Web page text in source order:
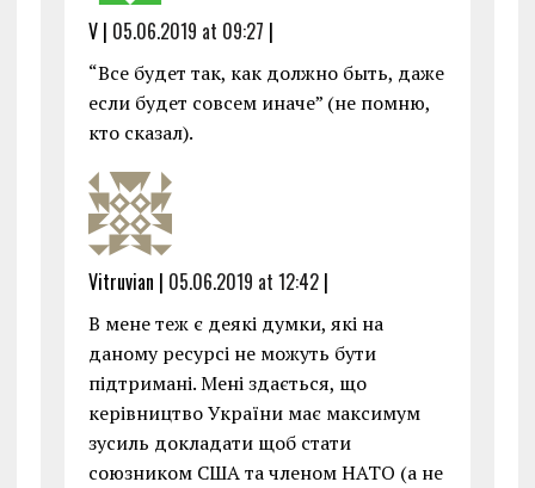
V | 05.06.2019 at 09:27 |
“Все будет так, как должно быть, даже
если будет совсем иначе” (не помню,
кто сказал).
Vitruvian | 05.06.2019 at 12:42|
В мене теж є деякі думки, які на
даному ресурсі не можуть бути
підтримані. Мені здається, що
керівництво України має максимум
зусиль докладати щоб стати
союзником США та членом НАТО (а не